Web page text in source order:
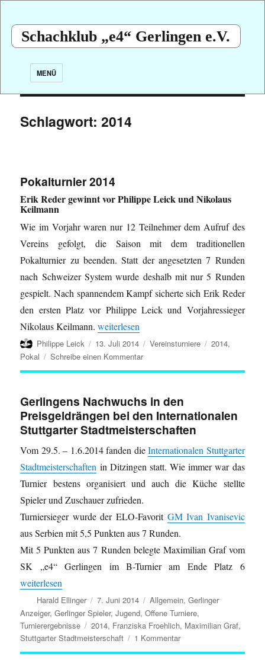
Schachklub „e4“ Gerlingen e.V.
MENÜ
Schlagwort:2014
Pokalturnier 2014
Erik Reder gewinnt vor Philippe Leick und Nikolaus
Keilmann
Wie im Vorjahr waren nur 12 Teilnehmer dem Aufruf des
Vereins gefolgt, die Saison mit dem traditionellen
Pokalturnier zu beenden. Statt der angesetzten 7 Runden
nach Schweizer System wurde deshalb mit nur 5 Runden
gespielt. Nach spannendem Kampf sicherte sich Erik Reder
den ersten Platz vor Philippe Leick und Vorjahressieger
Nikolaus Keilmann.„Pokalturnier 2014“
weiterlesen
Autor
Philippe Leick
Veröffentlicht
am
13. Juli 2014 Kategorien
Vereinsturniere Schlagwörter
2014,
Pokal
Schreibe einen Kommentarzu
Pokalturnier
Gerlingens Nachwuchs in den
Preisgeldrängen bei den Internationalen
Stuttgarter Stadtmeisterschaften
Vom 29.5. – 1.6.2014 fanden dieInternationalen Stuttgarter
Stadtmeisterschaften in Ditzingen statt. Wie immer war das
Turnier bestens organisiert und auch die Küche stellte
Spieler und Zuschauer zufrieden.
Turniersieger wurde der ELO-Favorit GM Ivan Ivanisevic
aus Serbien mit 5,5 Punkten aus 7 Runden.
Mit 5 Punkten aus 7 Runden belegte Maximilian Graf vom
SK „e4“ Gerlingen im B-Turnier am Ende Platz 6
„Gerlingens Nachwuchs in den Preisgeldrängen bei den
weiterlesen
Autor
Harald Ellinger
Veröffentlicht
am
7. Juni 2014 Kategorien
Allgemein,Gerlinger
Anzeiger,Gerlinger Spieler,Jugend,Offene Turniere,
Turnierergebnisse
Schlagwörter
2014, Franziska Froehlich, Maximilian Graf,
Stuttgarter Stadtmeisterschaft
1 Kommentarzu
Gerlingens